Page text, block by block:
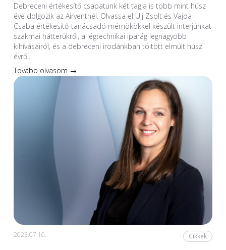
Debreceni értékesítő csapatunk két tagja is több mint húsz
éve dolgozik az Airventnél. Olvassa el Ujj Zsolt és Vajda
Csaba értékesítő-tanácsadó mérnökökkel készült interjúnkat
szakmai hátterükről, a légtechnikai iparág legnagyobb
kihívásairól, és a debreceni irodánkban töltött elmúlt húsz
évről.
Tovább olvasom →
2023.07.10. Cikkek